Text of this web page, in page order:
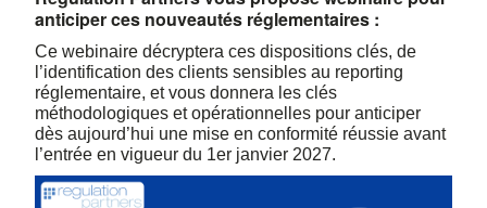
anticiper ces nouveautés réglementaires :
Ce webinaire décryptera ces dispositions clés, de
l’identification des clients sensibles au reporting
réglementaire, et vous donnera les clés
méthodologiques et opérationnelles pour anticiper
dès aujourd’hui une mise en conformité réussie avant
l’entrée en vigueur du 1er janvier 2027.